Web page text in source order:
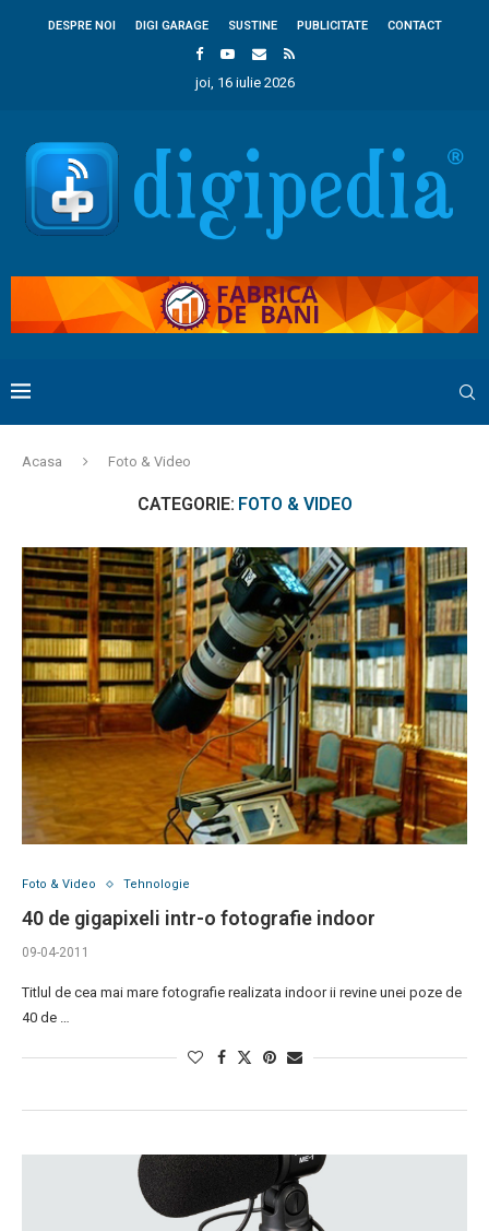
DESPRE NOI DIGI GARAGE SUSTINE PUBLICITATE CONTACT
joi, 16 iulie 2026
Acasa Foto & Video
CATEGORIE: FOTO & VIDEO
Foto & Video Tehnologie
40 de gigapixeli intr-o fotografie indoor
09-04-2011
Titlul de cea mai mare fotografie realizata indoor ii revine unei poze de
40 de …